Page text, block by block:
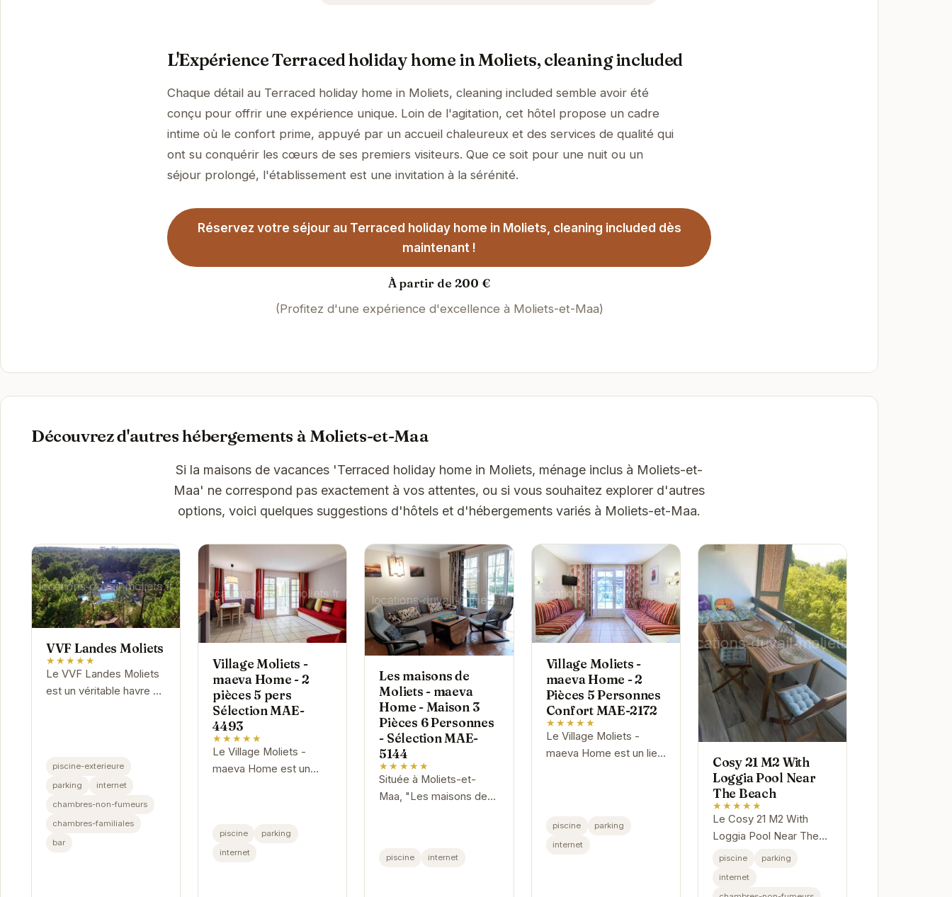
L'Expérience Terraced holiday home in Moliets, cleaning included
Chaque détail au Terraced holiday home in Moliets, cleaning included semble avoir été
conçu pour offrir une expérience unique. Loin de l'agitation, cet hôtel propose un cadre
intime où le confort prime, appuyé par un accueil chaleureux et des services de qualité qui
ont su conquérir les cœurs de ses premiers visiteurs. Que ce soit pour une nuit ou un
séjour prolongé, l'établissement est une invitation à la sérénité.
Réservez votre séjour au Terraced holiday home in Moliets, cleaning included dès
maintenant !
À partir de 200 €
(Profitez d'une expérience d'excellence à Moliets-et-Maa)
Découvrez d'autres hébergements à Moliets-et-Maa
Si la maisons de vacances 'Terraced holiday home in Moliets, ménage inclus à Moliets-et-
Maa' ne correspond pas exactement à vos attentes, ou si vous souhaitez explorer d'autres
options, voici quelques suggestions d'hôtels et d'hébergements variés à Moliets-et-Maa.
VVF Landes Moliets
★★★★★
Le VVF Landes Moliets
est un véritable havre de
piscine-exterieure
parking
internet
chambres-non-fumeurs
chambres-familiales
bar
Village Moliets -
maeva Home - 2
pièces 5 pers
Sélection MAE-
4493
★★★★★
Le Village Moliets -
maeva Home est un
hébergement
confortable et bien
piscine
parking
internet
Les maisons de
Moliets - maeva
Home - Maison 3
Pièces 6 Personnes
- Sélection MAE-
5144
★★★★★
Située à Moliets-et-
Maa, "Les maisons de
et confortable pour 6
piscine internet
Village Moliets -
maeva Home - 2
Pièces 5 Personnes
Confort MAE-2172
★★★★★
Le Village Moliets -
maeva Home est un lieu
environnante.
piscine
parking
internet
Cosy 21 M2 With
Loggia Pool Near
The Beach
★★★★★
Le Cosy 21 M2 With
Loggia Pool Near The
Beach est un
piscine
parking
internet